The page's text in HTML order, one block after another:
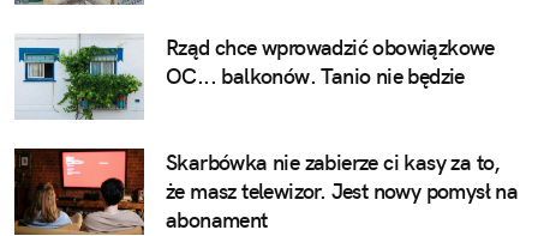
Rząd chce wprowadzić obowiązkowe
OC... balkonów. Tanio nie będzie
Skarbówka nie zabierze ci kasy za to,
że masz telewizor. Jest nowy pomysł na
abonament